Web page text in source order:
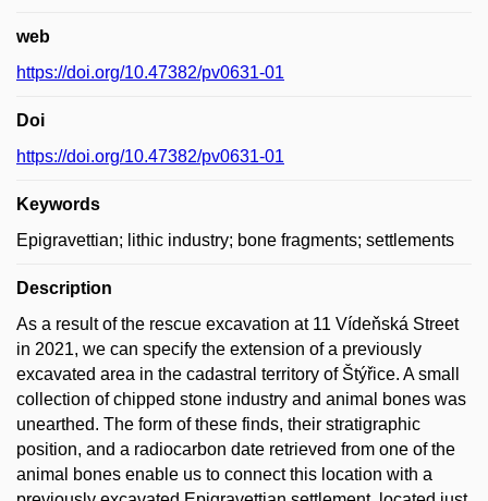
web
https://doi.org/10.47382/pv0631-01
Doi
https://doi.org/10.47382/pv0631-01
Keywords
Epigravettian; lithic industry; bone fragments; settlements
Description
As a result of the rescue excavation at 11 Vídeňská Street
in 2021, we can specify the extension of a previously
excavated area in the cadastral territory of Štýřice. A small
collection of chipped stone industry and animal bones was
unearthed. The form of these finds, their stratigraphic
position, and a radiocarbon date retrieved from one of the
animal bones enable us to connect this location with a